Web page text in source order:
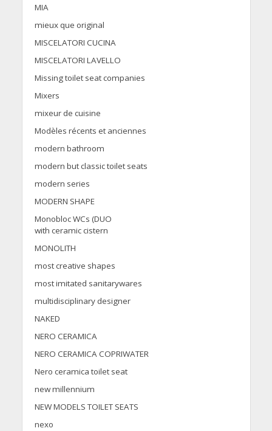
MIA
mieux que original
MISCELATORI CUCINA
MISCELATORI LAVELLO
Missing toilet seat companies
Mixers
mixeur de cuisine
Modèles récents et anciennes
modern bathroom
modern but classic toilet seats
modern series
MODERN SHAPE
Monobloc WCs (DUO
with ceramic cistern
MONOLITH
most creative shapes
most imitated sanitarywares
multidisciplinary designer
NAKED
NERO CERAMICA
NERO CERAMICA COPRIWATER
Nero ceramica toilet seat
new millennium
NEW MODELS TOILET SEATS
nexo